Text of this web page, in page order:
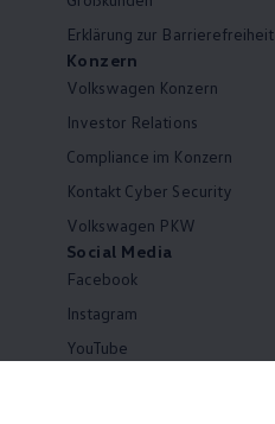
Erklärung zur Barrierefreiheit
Konzern
Volkswagen Konzern
Investor Relations
Compliance im Konzern
Kontakt Cyber Security
Volkswagen PKW
Social Media
Facebook
Instagram
YouTube